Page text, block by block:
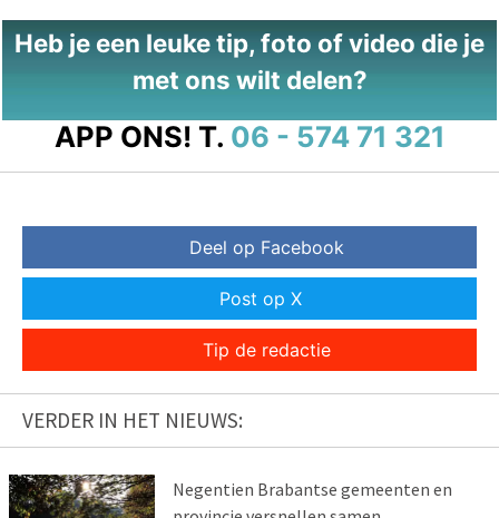
Heb je een leuke tip, foto of video die je
met ons wilt delen?
APP ONS! T. 06 - 574 71 321
Deel op Facebook
Post op X
Tip de redactie
VERDER IN HET NIEUWS:
Negentien Brabantse gemeenten en